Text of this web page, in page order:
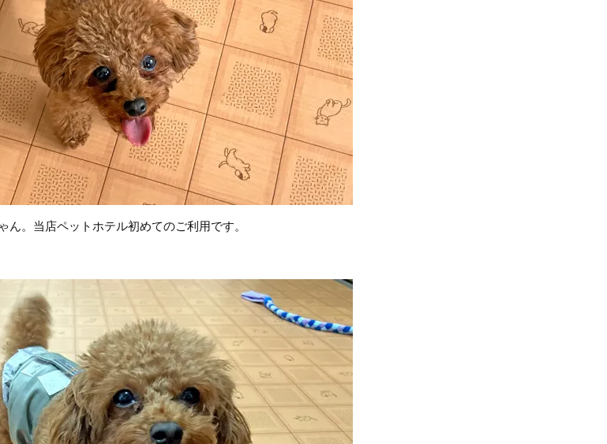
ん。当店ペットホテル初めてのご利用です。